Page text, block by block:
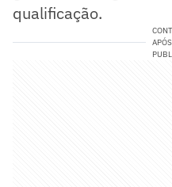
qualificação.